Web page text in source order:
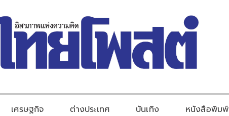
เศรษฐกิจ ต่างประเทศ บันเทิง หนังสือพิมพ์